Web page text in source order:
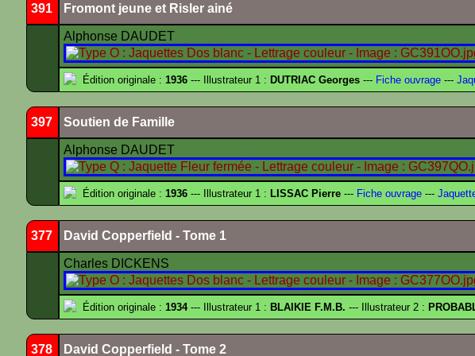
391 Fromont jeune et Risler ainé
Alphonse DAUDET
Édition originale : 1936 --- Illustrateur 1 : DUTRIAC Georges --- Fiche ouvrage ---
397 Soutien de Famille
Alphonse DAUDET
Édition originale : 1936 --- Illustrateur 1 : LISSAC Pierre --- Fiche ouvrage ---
377 David Copperfield - Tome 1
Charles DICKENS
Édition originale : 1934--- Illustrateur 1 : BLAIKIE F.M.B. --- Illustrateur 2 :
378 David Copperfield - Tome 2